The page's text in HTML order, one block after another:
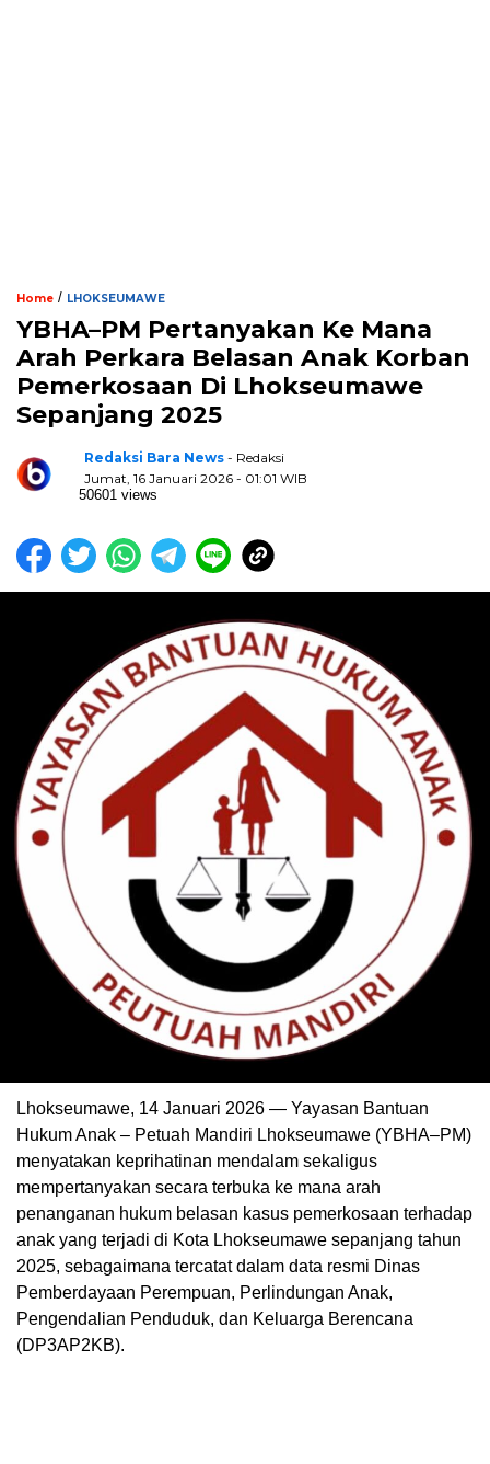
Home / LHOKSEUMAWE
YBHA–PM Pertanyakan Ke Mana
Arah Perkara Belasan Anak Korban
Pemerkosaan Di Lhokseumawe
Sepanjang 2025
Redaksi Bara News - Redaksi
Jumat, 16 Januari 2026 - 01:01 WIB
50601 views
Lhokseumawe, 14 Januari 2026 — Yayasan Bantuan
Hukum Anak – Petuah Mandiri Lhokseumawe (YBHA–PM)
menyatakan keprihatinan mendalam sekaligus
mempertanyakan secara terbuka ke mana arah
penanganan hukum belasan kasus pemerkosaan terhadap
anak yang terjadi di Kota Lhokseumawe sepanjang tahun
2025, sebagaimana tercatat dalam data resmi Dinas
Pemberdayaan Perempuan, Perlindungan Anak,
Pengendalian Penduduk, dan Keluarga Berencana
(DP3AP2KB).